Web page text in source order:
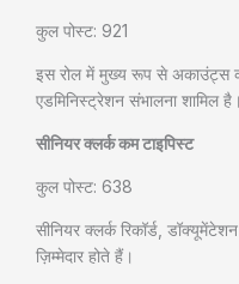
कुल पोस्ट: 921
इस रोल में मुख्य रूप से अकाउंट्स
एडमिनिस्ट्रेशन संभालना शामिल है।
सीनियर क्लर्क कम टाइपिस्ट
कुल पोस्ट: 638
सीनियर क्लर्क रिकॉर्ड,
ज़िम्मेदार होते हैं।